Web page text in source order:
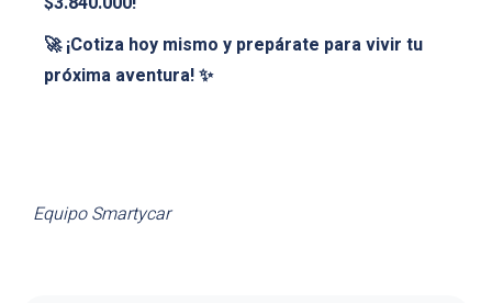
🚀 ¡Cotiza hoy mismo y prepárate para vivir tu
próxima aventura! ✨
Equipo Smartycar